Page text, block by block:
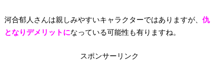
河合郁人さんは親しみやすいキャラクターではありますが、 仇
となりデメリットになっている可能性も有りますね。
スポンサーリンク